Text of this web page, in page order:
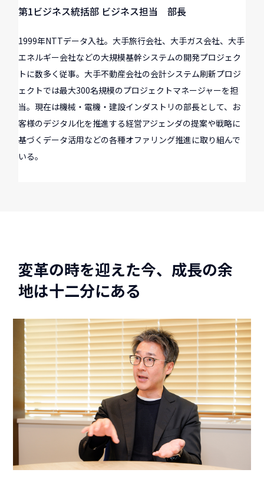
第1ビジネス統括部 ビジネス担当 部長
1999年NTTデータ入社。大手旅行会社、大手ガス会社、大手
エネルギー会社などの大規模基幹システムの開発プロジェク
トに数多く従事。大手不動産会社の会計システム刷新プロジ
ェクトでは最大300名規模のプロジェクトマネージャーを担
当。現在は機械・電機・建設インダストリの部長として、お
客様のデジタル化を推進する経営アジェンダの提案や戦略に
基づくデータ活用などの各種オファリング推進に取り組んで
いる。
変革の時を迎えた今、成長の余
地は十二分にある